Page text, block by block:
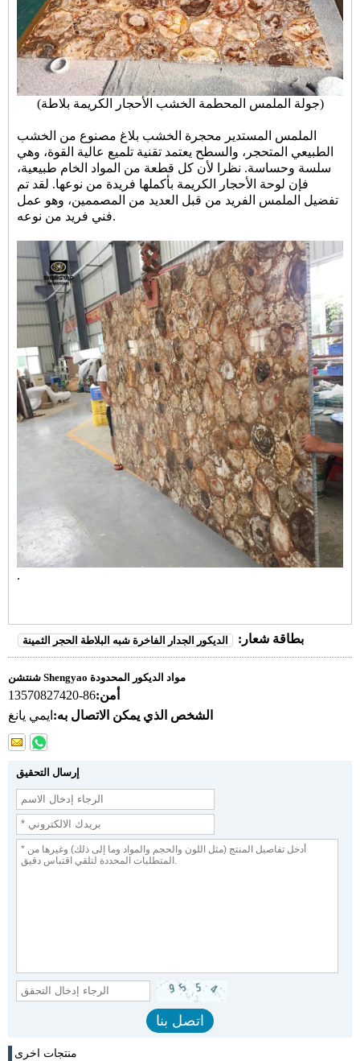
(جولة الملمس المحطمة الخشب الأحجار الكريمة بلاطة)
الملمس المستدير محجرة الخشب بلاغ مصنوع من الخشب
الطبيعي المتحجر، والسطح يعتمد تقنية تلميع عالية القوة، وهي
سلسة وحساسة. نظرا لأن كل قطعة من المواد الخام طبيعية،
فإن لوحة الأحجار الكريمة بأكملها فريدة من نوعها. لقد تم
تفضيل الملمس الفريد من قبل العديد من المصممين، وهو عمل
فني فريد من نوعه.
.
بطاقة شعار: الديكور الجدار الفاخرة شبه البلاطة الحجر الثمينة
شنتشن Shengyao مواد الديكور المحدودة
أمن:86-13570827420
الشخص الذي يمكن الاتصال به: ايمي يانغ
إرسال التحقيق
منتجات اخرى